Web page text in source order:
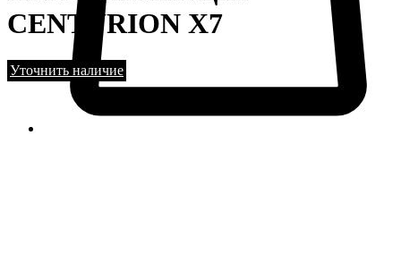
CENTURION X7
Уточнить наличие